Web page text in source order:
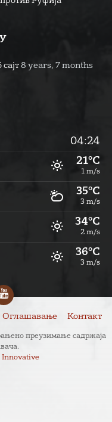
8 years, 7 months
04:24
21°C
1 m/s
35°C
3 m/s
34°C
2 m/s
36°C
3 m/s
YouTube
Оглашавање Контакт
преузимање садржаја
Innovative